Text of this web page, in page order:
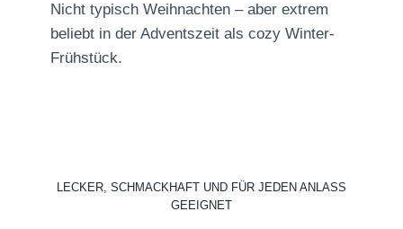
Nicht typisch Weihnachten – aber extrem
beliebt in der Adventszeit als cozy Winter-
Frühstück.
LECKER, SCHMACKHAFT UND FÜR JEDEN ANLASS
GEEIGNET